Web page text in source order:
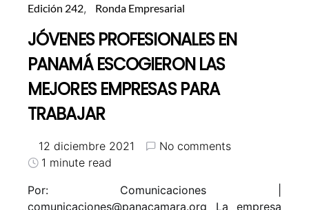
Edición 242 Ronda Empresarial
JÓVENES PROFESIONALES EN
PANAMÁ ESCOGIERON LAS
MEJORES EMPRESAS PARA
TRABAJAR
12 diciembre 2021
No comments
1 minute read
Por: Comunicaciones |
comunicaciones@panacamara.org La empresa